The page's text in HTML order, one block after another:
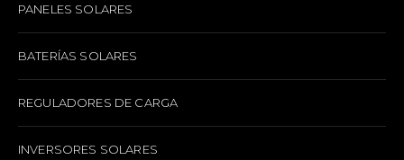
PANELES SOLARES
BATERÍAS SOLARES
REGULADORES DE CARGA
INVERSORES SOLARES